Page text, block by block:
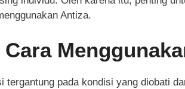
Antiza.
tergantung pada kondisi yang diobati